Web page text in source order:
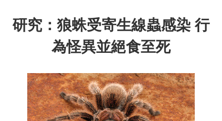
研究：狼蛛受寄生線蟲感染 行
為怪異並絕食至死